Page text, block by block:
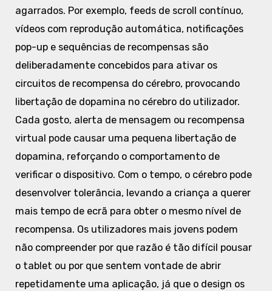
agarrados. Por exemplo, feeds de scroll contínuo,
vídeos com reprodução automática, notificações
pop-up e sequências de recompensas são
deliberadamente concebidos para ativar os
circuitos de recompensa do cérebro, provocando
libertação de dopamina no cérebro do utilizador.
Cada gosto, alerta de mensagem ou recompensa
virtual pode causar uma pequena libertação de
dopamina, reforçando o comportamento de
verificar o dispositivo. Com o tempo, o cérebro pode
desenvolver tolerância, levando a criança a querer
mais tempo de ecrã para obter o mesmo nível de
recompensa. Os utilizadores mais jovens podem
não compreender por que razão é tão difícil pousar
o tablet ou por que sentem vontade de abrir
repetidamente uma aplicação, já que o design os